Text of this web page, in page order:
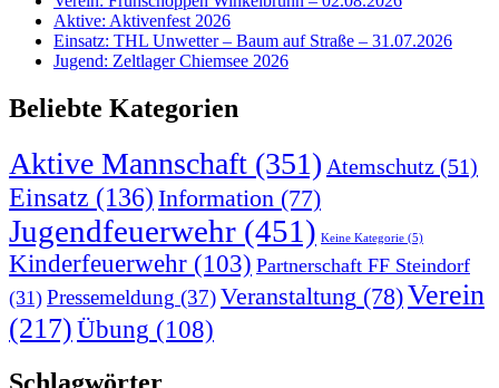
Aktive: Aktivenfest 2026
Einsatz: THL Unwetter – Baum auf Straße – 31.07.2026
Jugend: Zeltlager Chiemsee 2026
Beliebte Kategorien
Aktive Mannschaft (351) Atemschutz (51)
Einsatz (136) Information (77)
Jugendfeuerwehr (451) Keine Kategorie (5)
Kinderfeuerwehr (103) Partnerschaft FF Steindorf
(31) Pressemeldung (37)Veranstaltung (78)Verein
(217)Übung (108)
Schlagwörter